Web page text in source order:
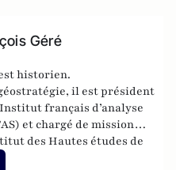
Géré
historien.
il est président
Institut français d’analyse
et chargé de mission
des Hautes études de